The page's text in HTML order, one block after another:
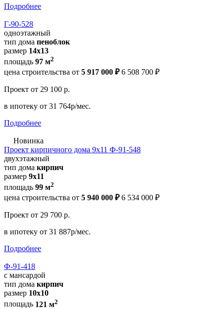
Подробнее
Г-90-528
одноэтажный
тип дома пеноблок
размер 14х13
площадь 97 м2
цена строительства от 5 917 000 ₽ 6 508 700 ₽
Проект от 29 100 р.
в ипотеку от 31 764р/мес.
Подробнее
Новинка
Проект кирпичного дома 9х11 Ф-91-548
двухэтажный
тип дома кирпич
размер 9х11
площадь 99 м2
цена строительства от 5 940 000 ₽ 6 534 000 ₽
Проект от 29 700 р.
в ипотеку от 31 887р/мес.
Подробнее
Ф-91-418
с мансардой
тип дома кирпич
размер 10х10
площадь 121 м2